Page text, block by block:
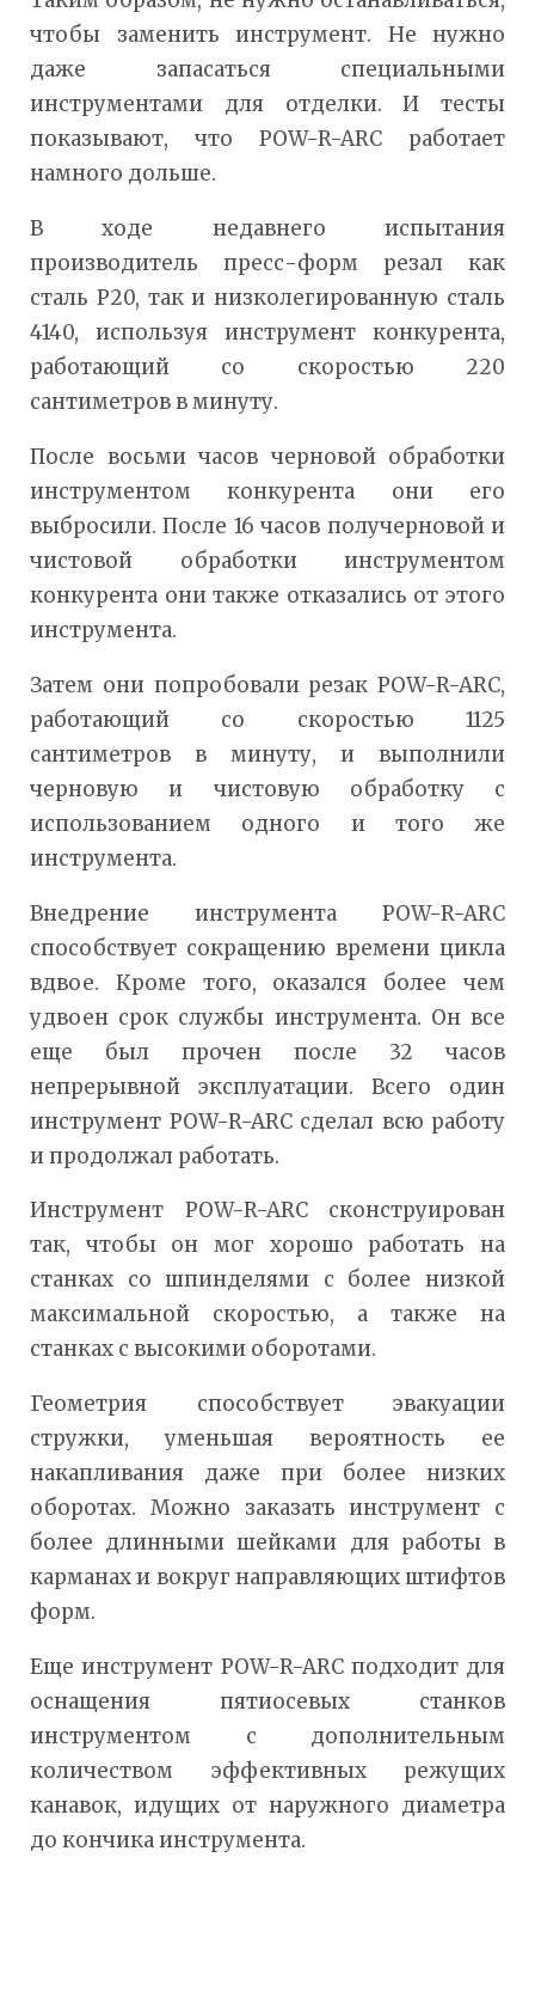
чтобы заменить инструмент. Не нужно
даже запасаться специальными
инструментами для отделки. И тесты
показывают, что POW-R-ARC работает
намного дольше.
В ходе недавнего испытания
производитель пресс-форм резал как
сталь P20, так и низколегированную сталь
4140, используя инструмент конкурента,
работающий со скоростью 220
сантиметров в минуту.
После восьми часов черновой обработки
инструментом конкурента они его
выбросили. После 16 часов получерновой и
чистовой обработки инструментом
конкурента они также отказались от этого
инструмента.
Затем они попробовали резак POW-R-ARC,
работающий со скоростью 1125
сантиметров в минуту, и выполнили
черновую и чистовую обработку с
использованием одного и того же
инструмента.
Внедрение инструмента POW-R-ARC
способствует сокращению времени цикла
вдвое. Кроме того, оказался более чем
удвоен срок службы инструмента. Он все
еще был прочен после 32 часов
непрерывной эксплуатации. Всего один
инструмент POW-R-ARC сделал всю работу
и продолжал работать.
Инструмент POW-R-ARC сконструирован
так, чтобы он мог хорошо работать на
станках со шпинделями с более низкой
максимальной скоростью, а также на
станках с высокими оборотами.
Геометрия способствует эвакуации
стружки, уменьшая вероятность ее
накапливания даже при более низких
оборотах. Можно заказать инструмент с
более длинными шейками для работы в
карманах и вокруг направляющих штифтов
форм.
Еще инструмент POW-R-ARC подходит для
оснащения пятиосевых станков
инструментом с дополнительным
количеством эффективных режущих
канавок, идущих от наружного диаметра
до кончика инструмента.